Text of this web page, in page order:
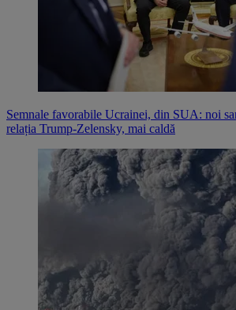
Semnale favorabile Ucrainei, din SUA: noi
relația Trump-Zelensky, mai caldă